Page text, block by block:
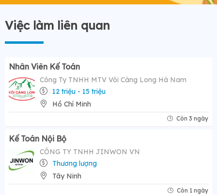
Việc làm liên quan
Nhân Viên Kế Toán
Công Ty TNHH MTV Vôi Càng Long Hà Nam
12 triệu - 15 triệu
Hồ Chí Minh
Còn 3 ngày
Kế Toán Nội Bộ
CÔNG TY TNHH JINWON VN
Thương lượng
Tây Ninh
Còn 1 ngày